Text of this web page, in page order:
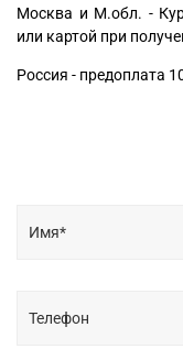
Москва и М.обл. -
или картой при
Россия - предоплата